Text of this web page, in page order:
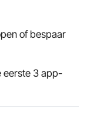
of bespaar
eerste 3 app-